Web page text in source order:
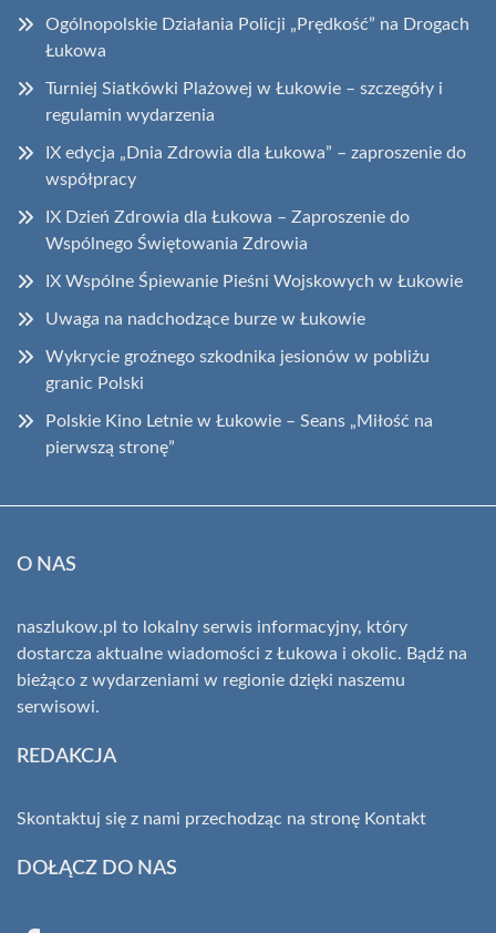
Ogólnopolskie Działania Policji „Prędkość” na Drogach
Łukowa
Turniej Siatkówki Plażowej w Łukowie – szczegóły i
regulamin wydarzenia
IX edycja „Dnia Zdrowia dla Łukowa” – zaproszenie do
współpracy
IX Dzień Zdrowia dla Łukowa – Zaproszenie do
Wspólnego Świętowania Zdrowia
IX Wspólne Śpiewanie Pieśni Wojskowych w Łukowie
Uwaga na nadchodzące burze w Łukowie
Wykrycie groźnego szkodnika jesionów w pobliżu
granic Polski
Polskie Kino Letnie w Łukowie – Seans „Miłość na
pierwszą stronę”
O NAS
naszlukow.pl to lokalny serwis informacyjny, który
dostarcza aktualne wiadomości z Łukowa i okolic. Bądź na
bieżąco z wydarzeniami w regionie dzięki naszemu
serwisowi.
REDAKCJA
Skontaktuj się z nami przechodząc na stronę Kontakt
DOŁĄCZ DO NAS